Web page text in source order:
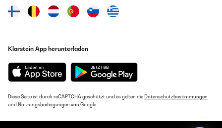
Klarstein App herunterladen
Diese Seite ist durch reCAPTCHA geschützt und es gelten die Datenschutzbestimmungen
und Nutzungsbedingungen von Google.